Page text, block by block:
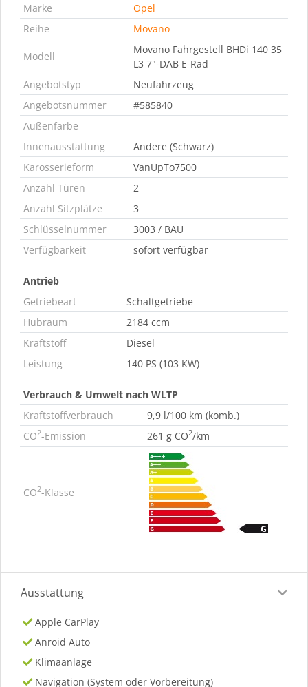
Marke
Opel
Reihe
Movano
Modell
Movano Fahrgestell BHDi 140 35
L3 7"-DAB E-Rad
Angebotstyp
Neufahrzeug
Angebotsnummer
#585840
Außenfarbe
Innenausstattung
Andere (Schwarz)
Karosserieform
VanUpTo7500
Anzahl Türen
2
Anzahl Sitzplätze
3
Schlüsselnummer
3003 / BAU
Verfügbarkeit
sofort verfügbar
Antrieb
Getriebeart
Schaltgetriebe
Hubraum
2184 ccm
Kraftstoff
Diesel
Leistung
140 PS (103 KW)
Verbrauch & Umwelt nach WLTP
Kraftstoffverbrauch
9,9 l/100 km (komb.)
CO2-Emission 261 g CO2/km
CO2-Klasse
Ausstattung
Apple CarPlay
Anroid Auto
Klimaanlage
Navigation (System oder Vorbereitung)